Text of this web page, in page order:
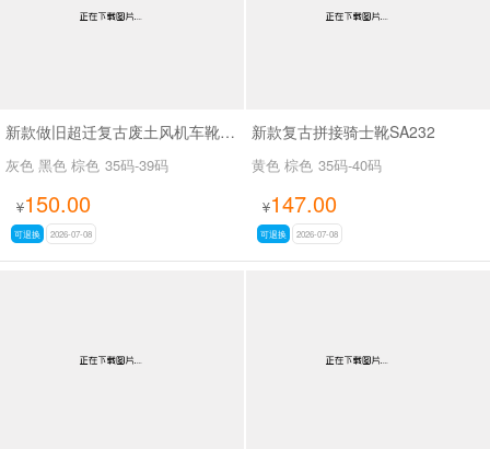
新款做旧超迁复古废土风机车靴SA8036
灰色 黑色 棕色 35码-39码
¥150.00
可退换 2026-07-08
新款复古拼接骑士靴SA232
黄色 棕色 35码-40码
¥147.00
可退换 2026-07-08